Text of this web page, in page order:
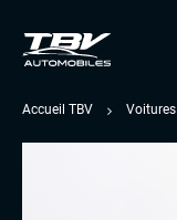
Accueil TBV Voitures